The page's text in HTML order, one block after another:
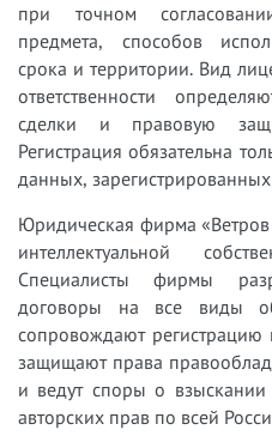
при точном
предмета, способов
срока и территории. Вид
ответственности
сделки и правовую
Регистрация обязательна
данных, зарегистрированных
Юридическая фирма
интеллектуальной
Специалисты фирмы
договоры на все виды
сопровождают
защищают права
и ведут споры о
авторских прав по всей